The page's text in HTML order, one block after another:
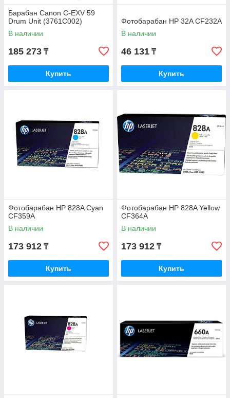
Барабан Canon C-EXV 59
Drum Unit (3761C002)
В наличии
185 273 ₸
Купить
Фотобарабан HP 32A CF232A
В наличии
46 131 ₸
Купить
Фотобарабан HP 828A Cyan
CF359A
В наличии
173 912 ₸
Купить
Фотобарабан HP 828A Yellow
CF364A
В наличии
173 912 ₸
Купить